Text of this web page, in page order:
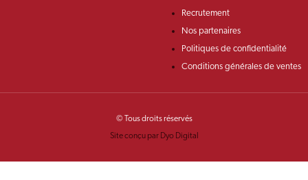
Recrutement
Nos partenaires
Politiques de confidentialité
Conditions générales de ventes
© Tous droits réservés
Site conçu par Dyo Digital